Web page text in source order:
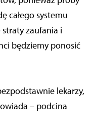
całego systemu
zaufania i
będziemy ponosić
lekarzy,
– podcina